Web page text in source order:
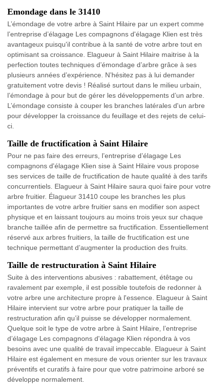
Emondage dans le 31410
L’émondage de votre arbre à Saint Hilaire par un expert comme
l’entreprise d’élagage Les compagnons d'élagage Klien est très
avantageux puisqu'il contribue à la santé de votre arbre tout en
optimisant sa croissance. Elagueur à Saint Hilaire maitrise à la
perfection toutes techniques d’émondage d’arbre grâce à ses
plusieurs années d’expérience. N’hésitez pas à lui demander
gratuitement votre devis ! Réalisé surtout dans le milieu urbain,
l’émondage à pour but de gérer les développements d’un arbre.
L’émondage consiste à couper les branches latérales d'un arbre
pour développer la croissance du feuillage et des rejets de celui-
ci.
Taille de fructification à Saint Hilaire
Pour ne pas faire des erreurs, l’entreprise d’élagage Les
compagnons d'élagage Klien sise à Saint Hilaire vous propose
ses services de taille de fructification de haute qualité à des tarifs
concurrentiels. Elagueur à Saint Hilaire saura quoi faire pour votre
arbre fruitier. Élagueur 31410 coupe les branches les plus
importantes de votre arbre fruitier sans en modifier son aspect
physique et en laissant toujours au moins trois yeux sur chaque
branche taillée afin de permettre sa fructification. Essentiellement
réservé aux arbres fruitiers, la taille de fructification est une
technique permettant d’augmenter la production des fruits.
Taille de restructuration à Saint Hilaire
Suite à des interventions abusives : rabattement, étêtage ou
ravalement par exemple, il est possible toutefois de redonner à
votre arbre une architecture propre à l'essence. Elagueur à Saint
Hilaire intervient sur votre arbre pour pratiquer la taille de
restructuration afin qu’il puisse se développer normalement.
Quelque soit le type de votre arbre à Saint Hilaire, l’entreprise
d’élagage Les compagnons d'élagage Klien répondra à vos
besoins avec une qualité de travail impeccable. Elagueur à Saint
Hilaire est également en mesure de vous orienter sur les travaux
préventifs et curatifs à faire pour que votre patrimoine arboré se
développe normalement.